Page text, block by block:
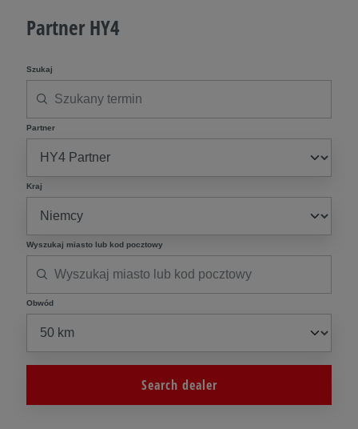
Partner HY4
Szukaj
Partner
Kraj
Wyszukaj miasto lub kod pocztowy
Obwód
Search dealer